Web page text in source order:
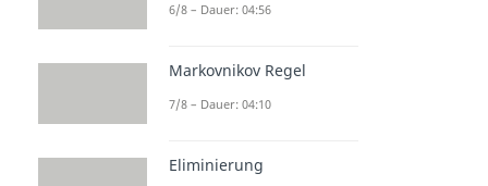
6/8 – Dauer: 04:56
Markovnikov Regel
7/8 – Dauer: 04:10
Eliminierung